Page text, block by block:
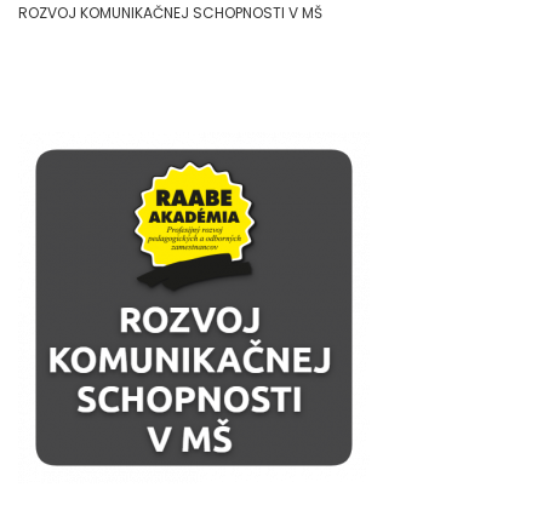
ROZVOJ KOMUNIKAČNEJ SCHOPNOSTI V MŠ